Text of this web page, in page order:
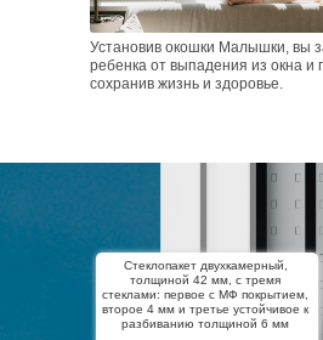
Установив окошки Малышки, вы
ребенка от выпадения из окна и
сохранив жизнь и здоровье.
Стеклопакет двухкамерный,
толщиной 42 мм, с тремя
стеклами: первое с МФ покрытием,
второе 4 мм и третье устойчивое к
разбиванию толщиной 6 мм